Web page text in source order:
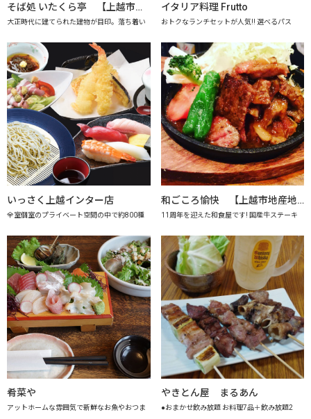
そば処 いたくら亭 【上越市地産地消推進の店認定店】
大正時代に建てられた建物が目印。落ち着い
イタリア料理 Frutto
おトクなランチセットが人気!! 選べるパス
いっさく上越インター店
全室個室のプライベート空間の中で約800種
和ごころ愉快 【上越市地産地消の店認定店】
11周年を迎えた和食屋です! 国産牛ステーキ
肴菜や
アットホームな雰囲気で新鮮なお魚やおつま
やきとん屋 まるあん
●おまかせ飲み放題 お料理7品＋飲み放題2